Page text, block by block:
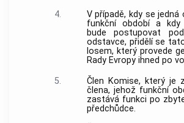
4.
V případě, kdy se jedná
funkční období a kdy
bude postupovat
odstavce, přidělí se
losem, který provede
Rady Evropy ihned po
5.
Člen Komise, který je
člena, jehož funkční
zastává funkci po
předchůdce.